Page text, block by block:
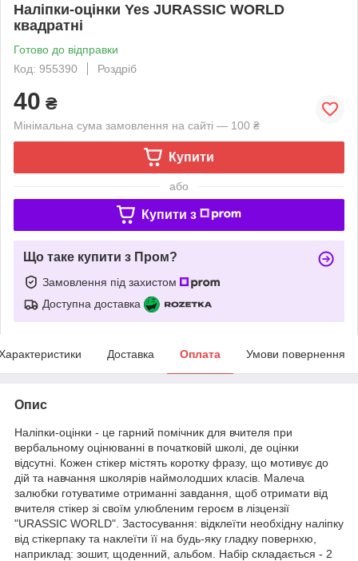
Наліпки-оцінки Yes JURASSIC WORLD
квадратні
Готово до відправки
Код: 955390
Роздріб
40 ₴
Мінімальна сума замовлення на сайті — 100 ₴
Купити
або
Купити з
Що таке купити з Пром?
Замовлення під захистом
Доступна доставка
Доставка Оплата Умови повернення
Опис
Наліпки-оцінки - це гарний помічник для вчителя при
вербальному оцінюванні в початковій школі, де оцінки
відсутні. Кожен стікер містять коротку фразу, що мотивує до
дій та навчання школярів наймолодших класів. Малеча
залюбки готуватиме отриманні завдання, щоб отримати від
вчителя стікер зі своїм улюбленим героєм в лізцензії
"URASSIC WORLD". Застосування: відклеїти необхідну наліпку
від стікерпаку та наклеїти її на будь-яку гладку повернхю,
наприклад: зошит, щоденний, альбом. Набір складається - 2